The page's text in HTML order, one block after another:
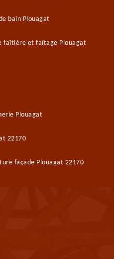
bain Plouagat
faîtière et faîtage Plouagat
Plouagat
22170
façade Plouagat 22170